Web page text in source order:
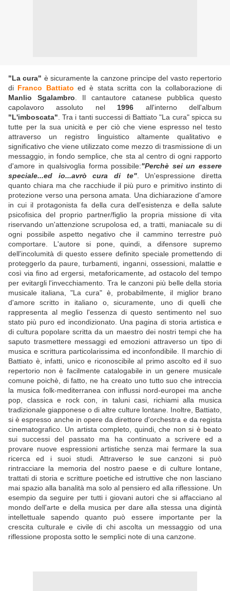
"La cura" è sicuramente la canzone principe del vasto repertorio
di Franco Battiato ed è stata scritta con la collaborazione di
Manlio Sgalambro . Il cantautore catanese pubblica questo
capolavoro assoluto nel 1996 all'interno dell'album
"L'imboscata" . Tra i tanti successi di Battiato "La cura" spicca su
tutte per la sua unicità e per ciò che viene espresso nel testo
attraverso un registro linguistico altamente qualitativo e
significativo che viene utilizzato come mezzo di trasmissione di un
messaggio, in fondo semplice, che sta al centro di ogni rapporto
d'amore in qualsivoglia forma possibile:"Perchè sei un essere
speciale...ed io...avrò cura di te". Un'espressione diretta
quanto chiara ma che racchiude il più puro e primitivo instinto di
protezione verso una persona amata. Una dichiarazione d'amore
in cui il protagonista fa della cura dell'esistenza e della salute
psicofisica del proprio partner/figlio la propria missione di vita
riservando un'attenzione scrupolosa ed, a tratti, maniacale su di
ogni possibile aspetto negativo che il cammino terrestre può
comportare. L'autore si pone, quindi, a difensore supremo
dell'incolumità di questo essere definito speciale promettendo di
proteggerlo da paure, turbamenti, inganni, ossessioni, malattie e
così via fino ad ergersi, metaforicamente, ad ostacolo del tempo
per evitargli l'invecchiamento. Tra le canzoni più belle della storia
musicale italiana, "La cura" è, probabilmente, il miglior brano
d'amore scritto in italiano o, sicuramente, uno di quelli che
rappresenta al meglio l'essenza di questo sentimento nel suo
stato più puro ed incondizionato. Una pagina di storia artistica e
di cultura popolare scritta da un maestro dei nostri tempi che ha
saputo trasmettere messaggi ed emozioni attraverso un tipo di
musica e scrittura particolarissima ed inconfondibile. Il marchio di
Battiato è, infatti, unico e riconoscibile al primo ascolto ed il suo
repertorio non è facilmente catalogabile in un genere musicale
comune poichè, di fatto, ne ha creato uno tutto suo che intreccia
la musica folk-mediterranea con influssi nord-europei ma anche
pop, classica e rock con, in taluni casi, richiami alla musica
tradizionale giapponese o di altre culture lontane. Inoltre, Battiato,
si è espresso anche in opere da direttore d'orchestra e da regista
cinematografico. Un artista completo, quindi, che non si è beato
sui successi del passato ma ha continuato a scrivere ed a
provare nuove espressioni artistiche senza mai fermare la sua
ricerca ed i suoi studi. Attraverso le sue canzoni si può
rintracciare la memoria del nostro paese e di culture lontane,
trattati di storia e scritture poetiche ed istruttive che non lasciano
mai spazio alla banalità ma solo al pensiero ed alla riflessione. Un
esempio da seguire per tutti i giovani autori che si affacciano al
mondo dell'arte e della musica per dare alla stessa una digintà
intellettuale sapendo quanto può essere importante per la
crescita culturale e civile di chi ascolta un messaggio od una
riflessione proposta sotto le semplici note di una canzone.